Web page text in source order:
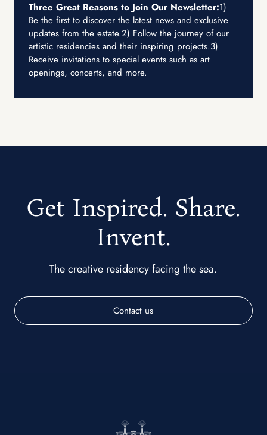
Three Great Reasons to Join Our Newsletter:1)
Be the first to discover the latest news and exclusive
updates from the estate.2) Follow the journey of our
artistic residencies and their inspiring projects.3)
Receive invitations to special events such as art
openings, concerts, and more.
Get Inspired. Share.
Invent.
The creative residency facing the sea.
Contact us